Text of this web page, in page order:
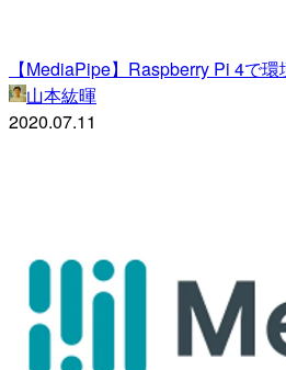
【MediaPipe】Raspberry Pi 4で
山本紘暉
2020.07.11